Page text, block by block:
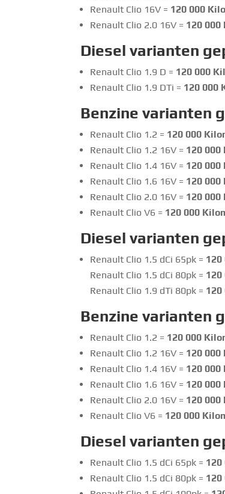
Renault Clio 16V = 120 000
Renault Clio 2.0 16V = 120 000
Diesel varianten
Renault Clio 1.9 D = 120 000
Renault Clio 1.9 DTi = 120 000
Benzine varianten
Renault Clio 1.2 = 120 000
Renault Clio 1.2 16V = 120 000
Renault Clio 1.4 16V = 120 000
Renault Clio 1.6 16V = 120 000
Renault Clio 2.0 16V = 120 000
Renault Clio V6 = 120 000
Diesel varianten
Renault Clio 1.5 dCi 65pk = 120
Renault Clio 1.5 dCi 80pk = 120
Renault Clio 1.9 dTi 80pk = 120
Benzine varianten
Renault Clio 1.2 = 120 000
Renault Clio 1.2 16V = 120 000
Renault Clio 1.4 16V = 120 000
Renault Clio 1.6 16V = 120 000
Renault Clio 2.0 16V = 120 000
Renault Clio V6 = 120 000
Diesel varianten
Renault Clio 1.5 dCi 65pk = 120
Renault Clio 1.5 dCi 80pk = 120